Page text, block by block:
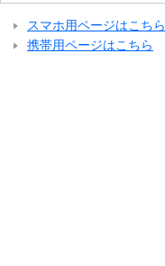
スマホ用ページはこちら
携帯用ページはこちら